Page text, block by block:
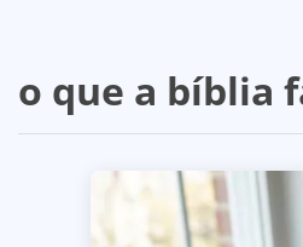
o que a bíblia